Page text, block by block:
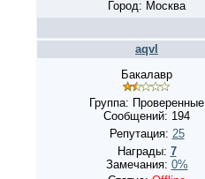
Город: Москва
aqvl
Бакалавр
Группа: Проверенные
Сообщений: 194
Репутация: 25
Награды: 7
Замечания: 0%